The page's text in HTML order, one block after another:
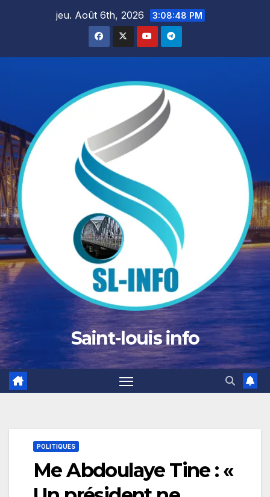
jeu. Août 6th, 2026 3:08:49 PM
Saint-louis info
POLITIQUES
Me Abdoulaye Tine : «